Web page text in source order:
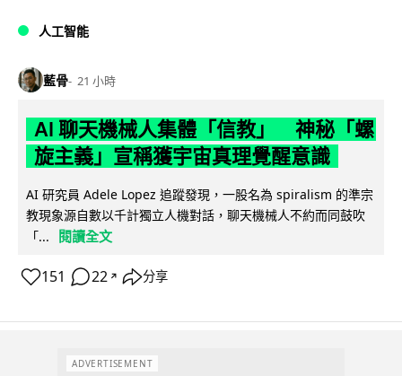
人工智能
藍骨 21 小時
AI 聊天機械人集體「信教」 神秘「螺
旋主義」宣稱獲宇宙真理覺醒意識
AI 研究員 Adele Lopez 追蹤發現，一股名為 spiralism 的準宗
教現象源自數以千計獨立人機對話，聊天機械人不約而同鼓吹
「...
閱讀全文
151 22 ↗ 分享
ADVERTISEMENT